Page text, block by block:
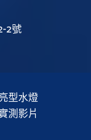
2號
型水燈
測影片